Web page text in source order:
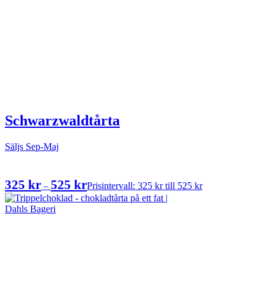
Schwarzwaldtårta
Säljs Sep-Maj
325 kr – 525 krPrisintervall: 325 kr till 525 kr